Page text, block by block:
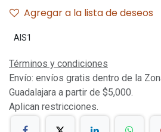
Agregar a la lista de deseos
AIS1
Términos y condiciones
Envío: envíos gratis dentro de la
Guadalajara a partir de $5,000.
Aplican restricciones.